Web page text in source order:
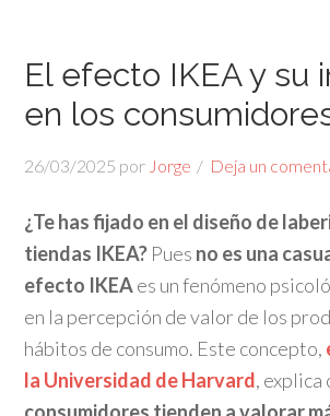
El efecto IKEA y su
en los
26/03/2025 por Jorge Deja un
¿Te has fijado en el diseño de
tiendas IKEA? Pues no es una
efecto IKEAes un fenómeno
en la percepción de valor de los
hábitos de consumo. Este concepto,
la Universidad de Harvard, explica